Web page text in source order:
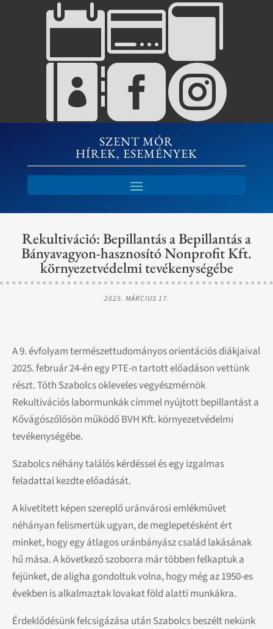


SZENT MÓR
HÍREK, ESEMÉNYEK
Rekultiváció: Bepillantás a Bepillantás a
Bányavagyon-hasznosító Nonprofit Kft.
környezetvédelmi tevékenységébe
2025. MÁRCIUS 17.
A 9. évfolyam természettudományos orientációs diákjaival
2025. február 24-én egy PTE-n tartott előadáson vettünk
részt. Tóth Szabolcs okleveles vegyészmérnök
Rekultivációs labormunkák címmel nyújtott bepillantást a
Kővágószőlősön működő BVH Kft. környezetvédelmi
tevékenységébe.
Szabolcs néhány találós kérdéssel és egy izgalmas
feladattal kezdte előadását.
A kivetített képen szereplő uránvárosi emlékművet
néhányan felismertük ugyan, de meglepetésként ért
minket, hogy egy átlagos uránbányász család lakásának
hű mása. A következő szoborra már többen felkaptuk a
fejünket, de aligha gondoltuk volna, hogy még az 1950-es
években is alkalmaztak lovakat föld alatti munkákra.
Érdeklődésünk felcsigázása után Szabolcs beszélt nekünk